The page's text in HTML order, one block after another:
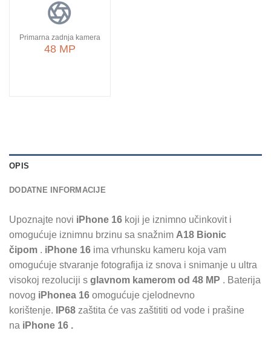
Primarna zadnja kamera
48 MP
OPIS
DODATNE INFORMACIJE
Upoznajte novi iPhone 16 koji je iznimno učinkovit i
omogućuje iznimnu brzinu sa snažnim A18 Bionic
čipom . iPhone 16 ima vrhunsku kameru koja vam
omogućuje stvaranje fotografija iz snova i snimanje u ultra
visokoj rezoluciji s glavnom kamerom od 48 MP . Baterija
novog iPhonea 16 omogućuje cjelodnevno
korištenje.
IP68 zaštita će vas zaštititi od vode i prašine
na iPhone 16 .